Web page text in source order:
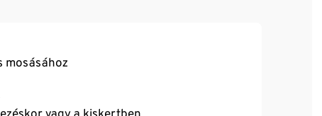
mosásához
vagy a kiskertben